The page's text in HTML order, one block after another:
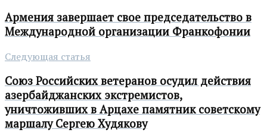
Армения завершает свое председательство в
Международной организации Франкофонии
Следующая статья
Союз Российских ветеранов осудил действия
азербайджанских экстремистов,
уничтоживших в Арцахе памятник советскому
маршалу Сергею Худякову